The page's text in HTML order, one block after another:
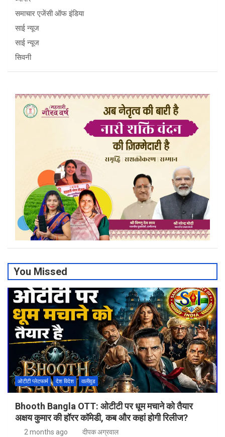
समाचार एजेंसी ऑफ इंडिया
साई न्यूज
साई न्यूज
सिवनी
You Missed
ओटीटी प्लेटफार्म देश विदेश वालीवुड
Bhooth Bangla OTT: ओटीटी पर धूम मचाने को तैयार
अक्षय कुमार की हॉरर कॉमेडी, कब और कहां होगी रिलीज?
2 months ago दीपक अग्रवाल